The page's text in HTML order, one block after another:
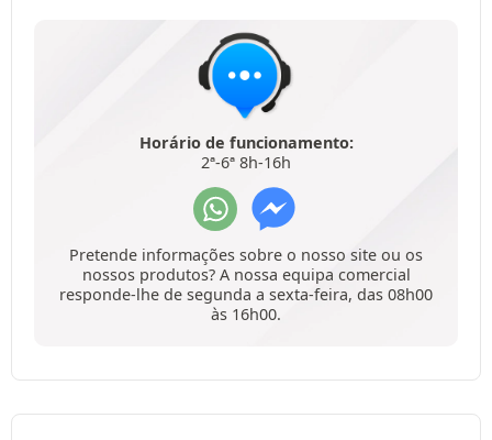
Horário de funcionamento:
2ª-6ª 8h-16h
Pretende informações sobre o nosso site ou os
nossos produtos? A nossa equipa comercial
responde-lhe de segunda a sexta-feira, das 08h00
às 16h00.